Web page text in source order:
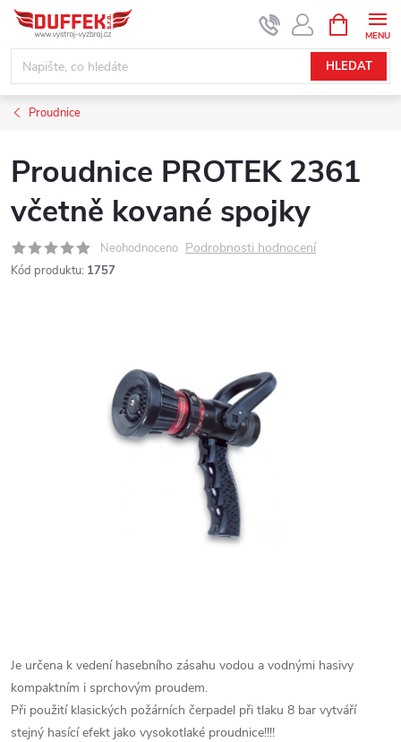
Přejít
obsah
HLEDAT
NÁKUPNÍ
KOŠÍK
Proudnice
Proudnice PROTEK 2361
včetně kované spojky
Neohodnoceno Podrobnosti hodnocení
Kód produktu: 1757
Je určena k vedení hasebního zásahu vodou a vodnými hasivy
kompaktním i sprchovým proudem.
Při použití klasických požárních čerpadel při tlaku 8 bar vytváří
stejný hasící efekt jako vysokotlaké proudnice!!!!